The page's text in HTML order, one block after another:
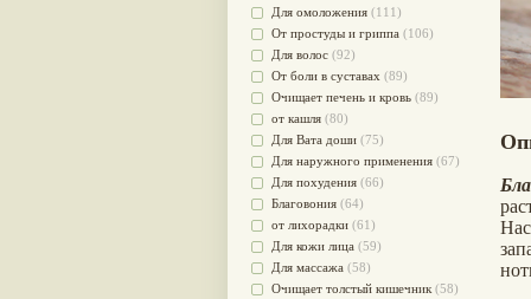
Для омоложения (111)
От простуды и гриппа (106)
Для волос (92)
От боли в суставах (89)
Очищает печень и кровь (89)
от кашля (80)
Для Вата доши (75)
Для наружного применения (67)
Для похудения (66)
Благовония (64)
от лихорадки (61)
Для кожи лица (59)
Для массажа (58)
Очищает толстый кишечник (58)